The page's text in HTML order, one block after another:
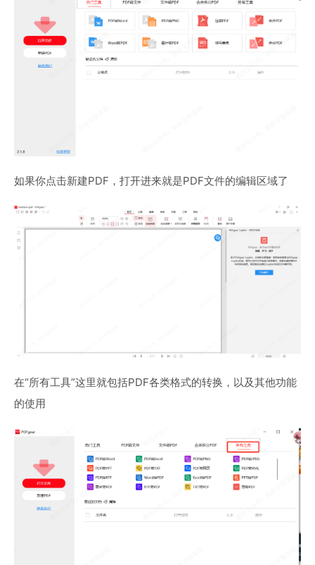
如果你点击新建PDF，打开进来就是PDF文件的编辑区域了
在“所有工具”这里就包括PDF各类格式的转换，以及其他功能
的使用